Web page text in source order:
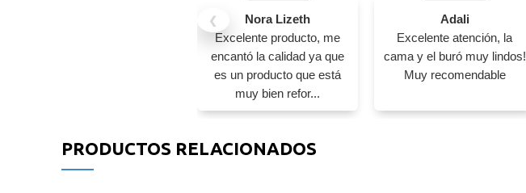
❮
Nora Lizeth
Excelente producto, me
encantó la calidad ya que
es un producto que está
muy bien refor...
Adali
Excelente atención, la
cama y el buró muy lindos!
Muy recomendable
PRODUCTOS RELACIONADOS